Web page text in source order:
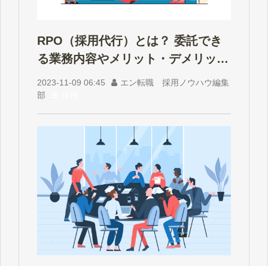
RPO（採用代行）とは？ 委託でき
る業務内容やメリット・デメリット
を解説
2023-11-09 06:45
エン転職 採用ノウハウ編集
部